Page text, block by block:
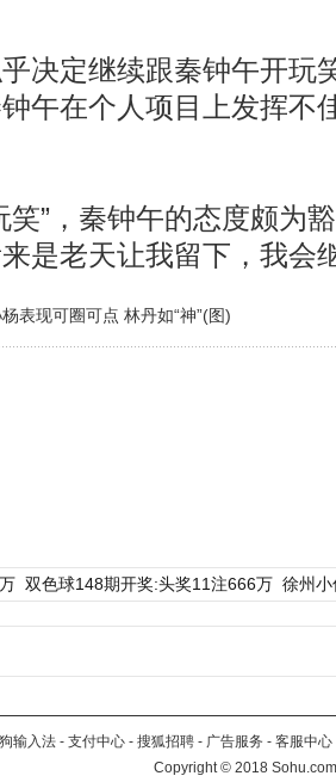
定继续跟秦钟午开玩
午在个人项目上发挥不
”，秦钟午的态度颇为豁
是老天让我留下，我会
表现可圈可点 林丹如“神”(图)
双色球148期开奖:头奖11注666万 徐州
输入法 - 支付中心 - 搜狐招聘 - 广告服务 - 客服中心
Copyright©2018